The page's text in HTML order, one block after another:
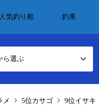
人気釣り船 釣果
ら選ぶ
メ 5位カサゴ 9位イサキ